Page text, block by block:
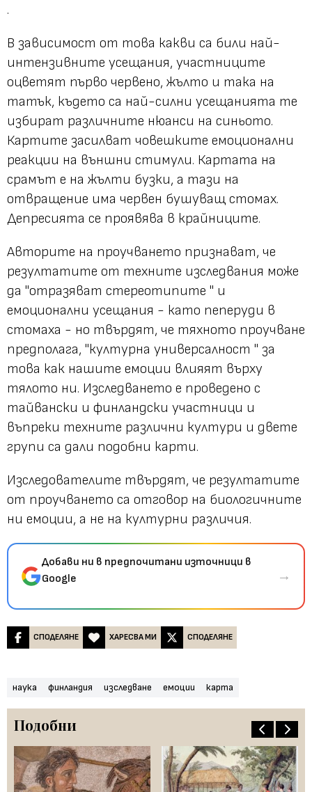
.
В зависимост от това какви са били най-
интензивните усещания, участниците
оцветят първо червено, жълто и така на
татък, където са най-силни усещанията те
избират различните нюанси на синьото.
Картите засилват човешките емоционални
реакции на външни стимули. Картата на
срамът е на жълти бузки, а тази на
отвращение има червен бушуващ стомах.
Депресията се проявява в крайниците.
Авторите на проучването признават, че
резултатите от техните изследвания може
да "отразяват стереотипите " и
емоционални усещания - като пеперуди в
стомаха - но твърдят, че тяхното проучване
предполага, "културна универсалност " за
това как нашите емоции влияят върху
тялото ни. Изследването е проведено с
тайвански и финландски участници и
въпреки техните различни култури и двете
групи са дали подобни карти.
Изследователите твърдят, че резултатите
от проучването са отговор на биологичните
ни емоции, а не на културни различия.
Добави ни в предпочитани източници в
Google
→
СПОДЕЛЯНЕ ХАРЕСВА МИ СПОДЕЛЯНЕ
наука финландия изследване емоции карта
Подобни